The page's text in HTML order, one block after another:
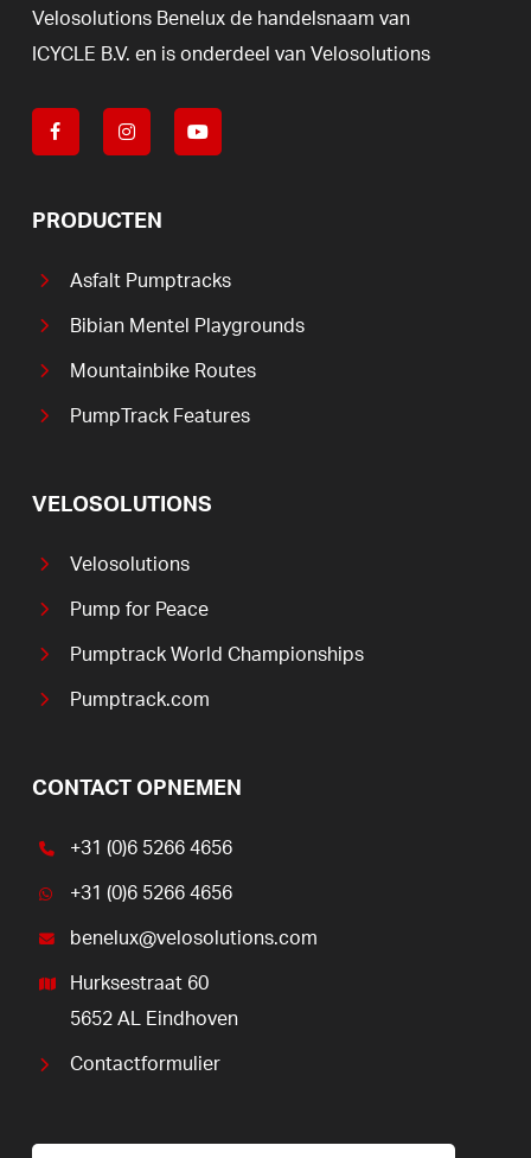
Velosolutions Benelux de handelsnaam van
ICYCLE B.V. en is onderdeel van Velosolutions
PRODUCTEN
Asfalt Pumptracks
Bibian Mentel Playgrounds
Mountainbike Routes
PumpTrack Features
VELOSOLUTIONS
Velosolutions
Pump for Peace
Pumptrack World Championships
Pumptrack.com
CONTACT OPNEMEN
+31 (0)6 5266 4656
+31 (0)6 5266 4656
benelux@velosolutions.com
Hurksestraat 60
5652 AL Eindhoven
Contactformulier